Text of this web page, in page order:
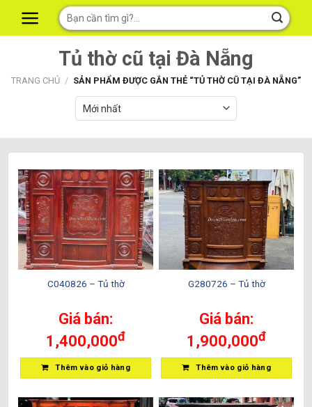
Tìm
kiếm:
Tủ thờ cũ tại Đà Nẵng
TRANG CHỦ / SẢN PHẨM ĐƯỢC GẮN THẺ “TỦ THỜ CŨ TẠI ĐÀ NẴNG”
C040826 – Tủ thờ
Giá bán:
1,400,000đ
Thêm vào giỏ hàng
G280726 – Tủ thờ
Giá bán:
1,900,000đ
Thêm vào giỏ hàng